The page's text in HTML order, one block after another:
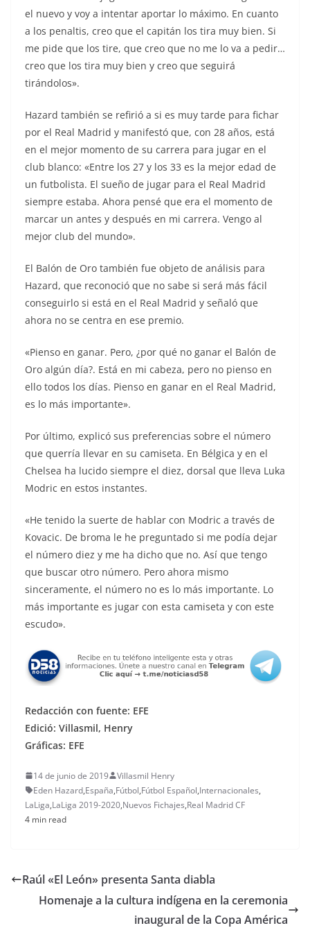
el nuevo y voy a intentar aportar lo máximo. En cuanto
a los penaltis, creo que el capitán los tira muy bien. Si
me pide que los tire, que creo que no me lo va a pedir…
creo que los tira muy bien y creo que seguirá
tirándolos».
Hazard también se refirió a si es muy tarde para fichar
por el Real Madrid y manifestó que, con 28 años, está
en el mejor momento de su carrera para jugar en el
club blanco: «Entre los 27 y los 33 es la mejor edad de
un futbolista. El sueño de jugar para el Real Madrid
siempre estaba. Ahora pensé que era el momento de
marcar un antes y después en mi carrera. Vengo al
mejor club del mundo».
El Balón de Oro también fue objeto de análisis para
Hazard, que reconoció que no sabe si será más fácil
conseguirlo si está en el Real Madrid y señaló que
ahora no se centra en ese premio.
«Pienso en ganar. Pero, ¿por qué no ganar el Balón de
Oro algún día?. Está en mi cabeza, pero no pienso en
ello todos los días. Pienso en ganar en el Real Madrid,
es lo más importante».
Por último, explicó sus preferencias sobre el número
que querría llevar en su camiseta. En Bélgica y en el
Chelsea ha lucido siempre el diez, dorsal que lleva Luka
Modric en estos instantes.
«He tenido la suerte de hablar con Modric a través de
Kovacic. De broma le he preguntado si me podía dejar
el número diez y me ha dicho que no. Así que tengo
que buscar otro número. Pero ahora mismo
sinceramente, el número no es lo más importante. Lo
más importante es jugar con esta camiseta y con este
escudo».
Redacción con fuente: EFE
Edició: Villasmil, Henry
Gráficas: EFE
14 de junio de 2019
Villasmil Henry
Eden Hazard,España,Fútbol,Fútbol Español,Internacionales,
LaLiga,LaLiga 2019-2020,Nuevos Fichajes,Real Madrid CF
4 min read
Raúl «El León» presenta Santa diabla
Homenaje a la cultura indígena en la ceremonia
inaugural de la Copa América